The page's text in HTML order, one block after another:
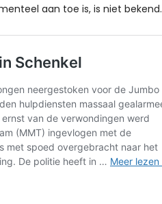
aan toe is, is niet bekend.